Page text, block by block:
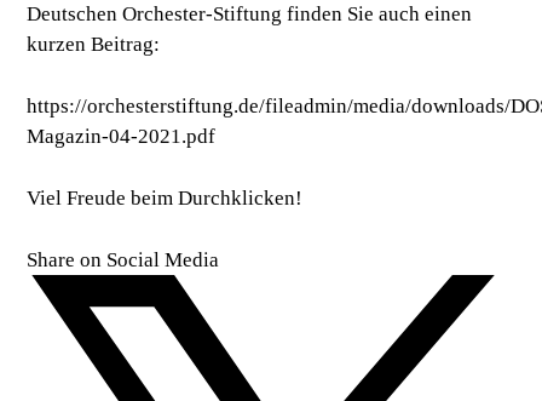
Deutschen Orchester-Stiftung finden Sie auch einen
kurzen Beitrag:
https://orchesterstiftung.de/fileadmin/media/downloads/
Magazin-04-2021.pdf
Viel Freude beim Durchklicken!
Share on Social Media